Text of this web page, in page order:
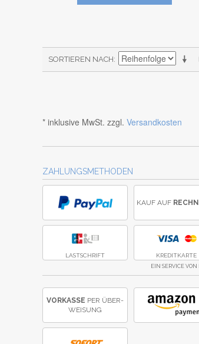
SORTIEREN NACH
* inklusive MwSt. zzgl. Versandkosten
ZAHLUNGSMETHODEN
KAUF AUF
LASTSCHRIFT KREDITKARTE
EIN SERVICE VON
VORKASSE PER ÜBER­
WEISUNG